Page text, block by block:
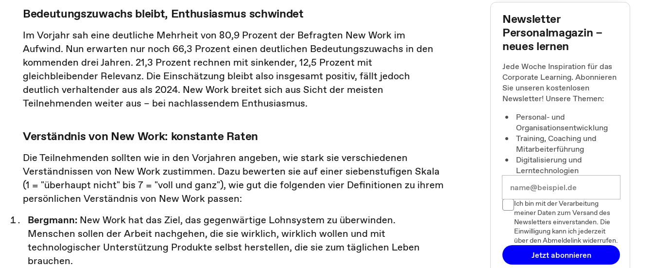
Bedeutungszuwachs bleibt, Enthusiasmus schwindet
Im Vorjahr sah eine deutliche Mehrheit von 80,9 Prozent der Befragten New Work im
Aufwind. Nun erwarten nur noch 66,3 Prozent einen deutlichen Bedeutungszuwachs in den
kommenden drei Jahren. 21,3 Prozent rechnen mit sinkender, 12,5 Prozent mit
gleichbleibender Relevanz. Die Einschätzung bleibt also insgesamt positiv, fällt jedoch
deutlich verhaltender aus als 2024. New Work breitet sich aus Sicht der meisten
Teilnehmenden weiter aus – bei nachlassendem Enthusiasmus.
Verständnis von New Work: konstante Raten
Die Teilnehmenden sollten wie in den Vorjahren angeben, wie stark sie verschiedenen
Verständnissen von New Work zustimmen. Dazu bewerten sie auf einer siebenstufigen Skala
(1 = "überhaupt nicht" bis 7 = "voll und ganz"), wie gut die folgenden vier Definitionen zu ihrem
persönlichen Verständnis von New Work passen:
Bergmann: New Work hat das Ziel, das gegenwärtige Lohnsystem zu überwinden.
Menschen sollen der Arbeit nachgehen, die sie wirklich, wirklich wollen und mit
technologischer Unterstützung Produkte selbst herstellen, die sie zum täglichen Leben
brauchen.
Newsletter
Personalmagazin –
neues lernen
Jede Woche Inspiration für das
Corporate Learning. Abonnieren
Sie unseren kostenlosen
Newsletter! Unsere Themen:
Personal- und
Organisationsentwicklung
Training, Coaching und
Mitarbeiterführung
Digitalisierung und
Lerntechnologien
Ich bin mit der Verarbeitung
meiner Daten zum Versand des
Newsletters einverstanden. Die
Einwilligung kann ich jederzeit
über den Abmeldelink widerrufen.
Jetzt abonnieren